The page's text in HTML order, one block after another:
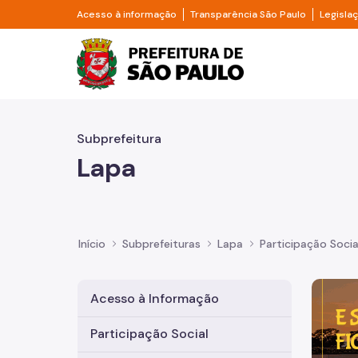
Pular para o Conteúdo principal
Acesso à informação Divisor de acesso à informação
Transparência São Paulo Divisor
Prefeitura de São
Subprefeitura
Lapa
Início Subprefeituras Lapa Participação
Acesso à Informação
Participação Social